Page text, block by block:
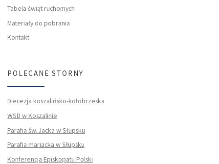
Tabela świąt ruchomych
Materiały do pobrania
Kontakt
POLECANE STORNY
Diecezja koszalińsko-kołobrzeska
WSD w Koszalinie
Parafia św. Jacka w Słupsku
Parafia mariacka w Słupsku
Konferencja Episkopatu Polski